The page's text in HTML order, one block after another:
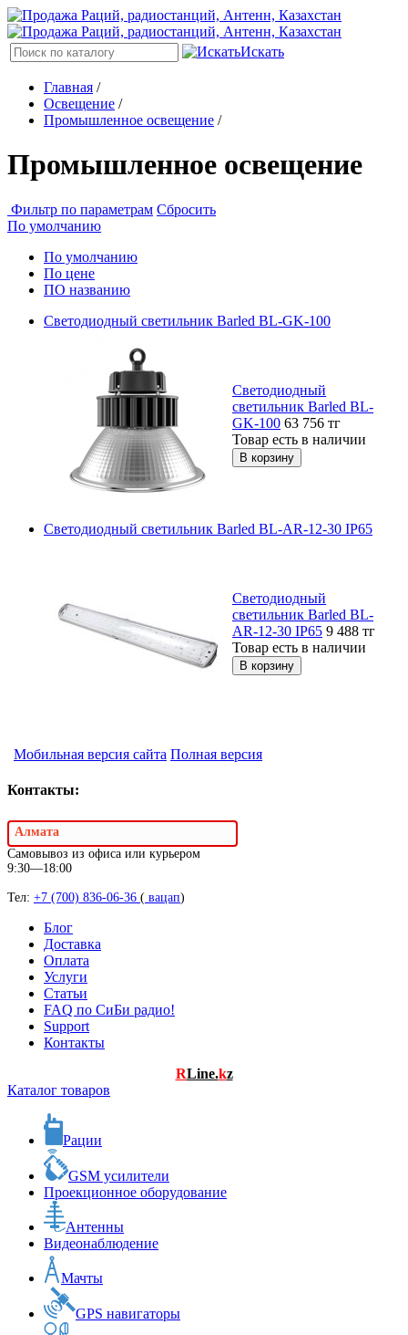
Искать
Главная /
Освещение /
Промышленное освещение /
Промышленное освещение
Фильтр по параметрам Сбросить
По умолчанию
По умолчанию
По цене
ПО названию
Светодиодный светильник Barled BL-GK-100
Светодиодный
светильник Barled BL-
GK-100 63 756 тг
Товар есть в наличии
Светодиодный cветильник Barled BL-AR-12-30 IP65
Светодиодный
cветильник Barled BL-
AR-12-30 IP65 9 488 тг
Товар есть в наличии
Мобильная версия сайта Полная версия
Контакты:
Алмата
Самовывоз из офиса или курьером
9:30—18:00
Тел: +7 (700) 836-06-36 ( вацап)
Блог
Доставка
Оплата
Услуги
Статьи
FAQ по СиБи радио!
Support
Контакты
RLine.kz
Каталог товаров
Рации
GSM усилители
Проекционное оборудование
Антенны
Видеонаблюдение
Мачты
GPS навигаторы